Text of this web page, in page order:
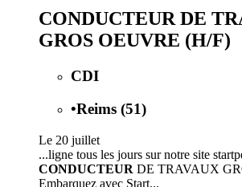
CONDUCTEUR DE
GROS OEUVRE (H/F)
CDI
•Reims (51)
Le 20 juillet
...ligne tous les jours sur notre site
CONDUCTEUR DE TRAVAUX
Embarquez avec Start...